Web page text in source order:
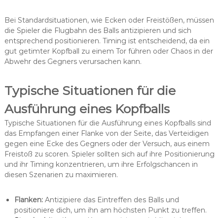
Bei Standardsituationen, wie Ecken oder Freistößen, müssen
die Spieler die Flugbahn des Balls antizipieren und sich
entsprechend positionieren. Timing ist entscheidend, da ein
gut getimter Kopfball zu einem Tor führen oder Chaos in der
Abwehr des Gegners verursachen kann.
Typische Situationen für die
Ausführung eines Kopfballs
Typische Situationen für die Ausführung eines Kopfballs sind
das Empfangen einer Flanke von der Seite, das Verteidigen
gegen eine Ecke des Gegners oder der Versuch, aus einem
Freistoß zu scoren. Spieler sollten sich auf ihre Positionierung
und ihr Timing konzentrieren, um ihre Erfolgschancen in
diesen Szenarien zu maximieren.
Flanken:Antizipiere das Eintreffen des Balls und
positioniere dich, um ihn am höchsten Punkt zu treffen.